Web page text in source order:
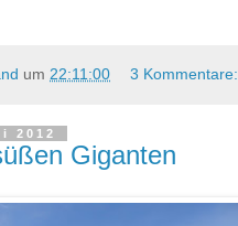
um 22:11:00 3 Kommentare:
2012
Giganten